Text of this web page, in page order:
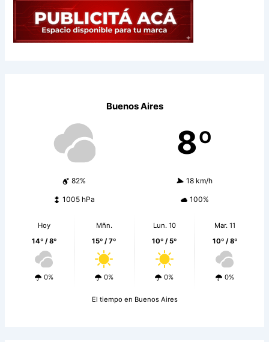
Buenos Aires
8º
82% 18 km/h
1005 hPa 100%
Hoy
14º / 8º
0%
Mñn.
15º / 7º
0%
Lun. 10
10º / 5º
0%
Mar. 11
10º / 8º
0%
El tiempo en Buenos Aires